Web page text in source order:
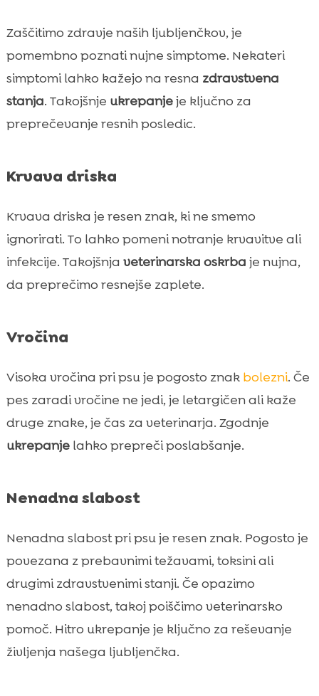
Zaščitimo zdravje naših ljubljenčkov, je
pomembno poznati nujne simptome. Nekateri
simptomi lahko kažejo na resna zdravstvena
stanja. Takojšnje ukrepanjeje ključno za
preprečevanje resnih posledic.
Krvava driska
Krvava driska je resen znak, ki ne smemo
ignorirati. To lahko pomeni notranje krvavitve ali
infekcije. Takojšnja veterinarska oskrba je nujna,
da preprečimo resnejše zaplete.
Vročina
Visoka vročina pri psu je pogosto znak bolezni. Če
pes zaradi vročine ne jedi, je letargičen ali kaže
druge znake, je čas za veterinarja. Zgodnje
ukrepanjelahko prepreči poslabšanje.
Nenadna slabost
Nenadna slabost pri psu je resen znak. Pogosto je
povezana z prebavnimi težavami, toksini ali
drugimi zdravstvenimi stanji. Če opazimo
nenadno slabost, takoj poiščimo veterinarsko
pomoč. Hitro ukrepanje je ključno za reševanje
življenja našega ljubljenčka.